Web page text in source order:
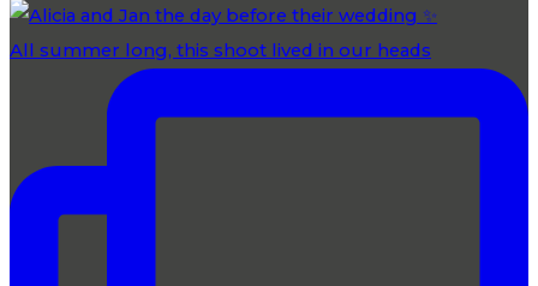
All summer long, this shoot lived in our heads